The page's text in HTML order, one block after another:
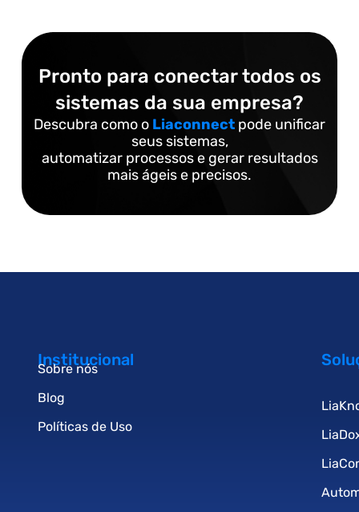
Pronto para conectar todos os
sistemas da sua empresa?
Descubra como o Liaconnect pode unificar
seus sistemas,
automatizar processos e gerar resultados
mais ágeis e precisos.
Institucional
Sobre nós
Blog
Políticas de Uso